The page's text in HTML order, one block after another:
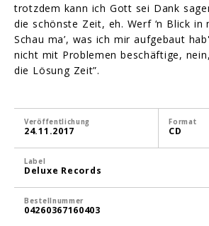
trotzdem kann ich Gott sei Dank
die schönste Zeit, eh. Werf ‘n Blick in
Schau ma’, was ich mir aufgebaut
nicht mit Problemen beschäftige,
die Lösung Zeit”.
Veröffentlichung
24.11.2017
Format
CD
Label
Deluxe Records
Bestellnummer
04260367160403